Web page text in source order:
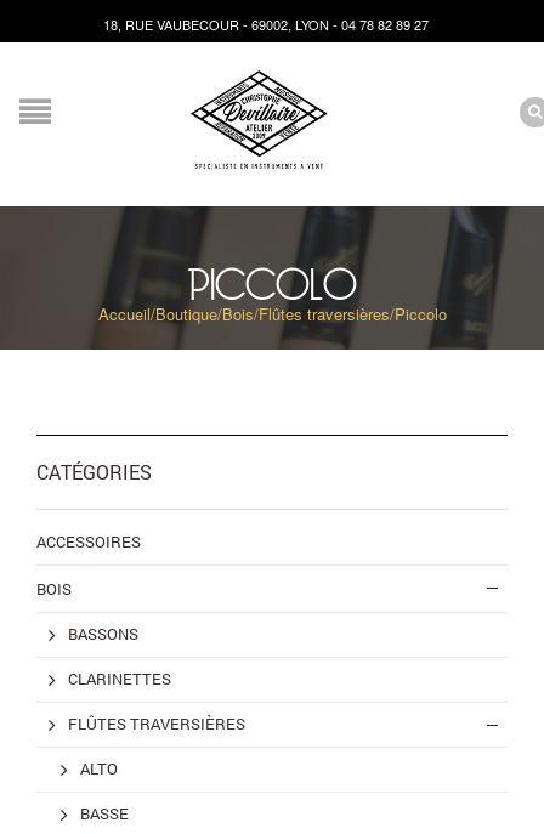
18, RUE VAUBECOUR - 69002, LYON - 04 78 82 89 27
PICCOLO
Accueil/Boutique/Bois/Flûtes traversières/Piccolo
CATÉGORIES
ACCESSOIRES
BOIS
BASSONS
CLARINETTES
FLÛTES TRAVERSIÈRES
ALTO
BASSE